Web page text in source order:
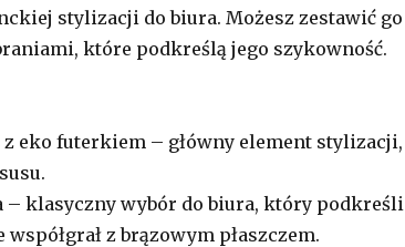
stylizacji do biura. Możesz zestawić go
które podkreślą jego szykowność.
eko futerkiem – główny element stylizacji,
– klasyczny wybór do biura, który podkreśli
z brązowym płaszczem.